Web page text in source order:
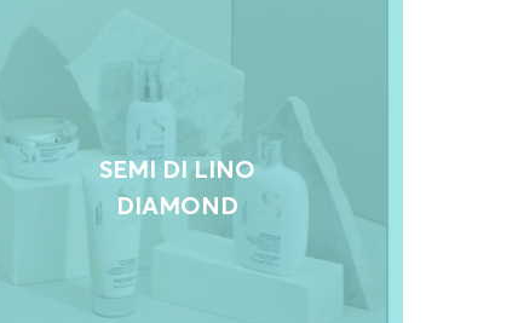
SEMI DI LINO
DIAMOND